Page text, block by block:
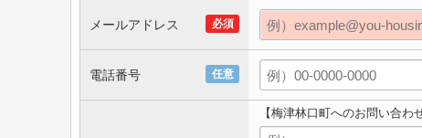
必須
メールアドレス
任意
電話番号
【梅津林口町へのお問い合わせ